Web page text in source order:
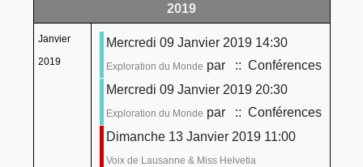
2019
Janvier
2019
Mercredi 09 Janvier 2019 14:30
Exploration du Monde par
:: Conférences
Mercredi 09 Janvier 2019 20:30
Exploration du Monde par
:: Conférences
Dimanche 13 Janvier 2019 11:00
Voix de Lausanne & Miss Helvetia